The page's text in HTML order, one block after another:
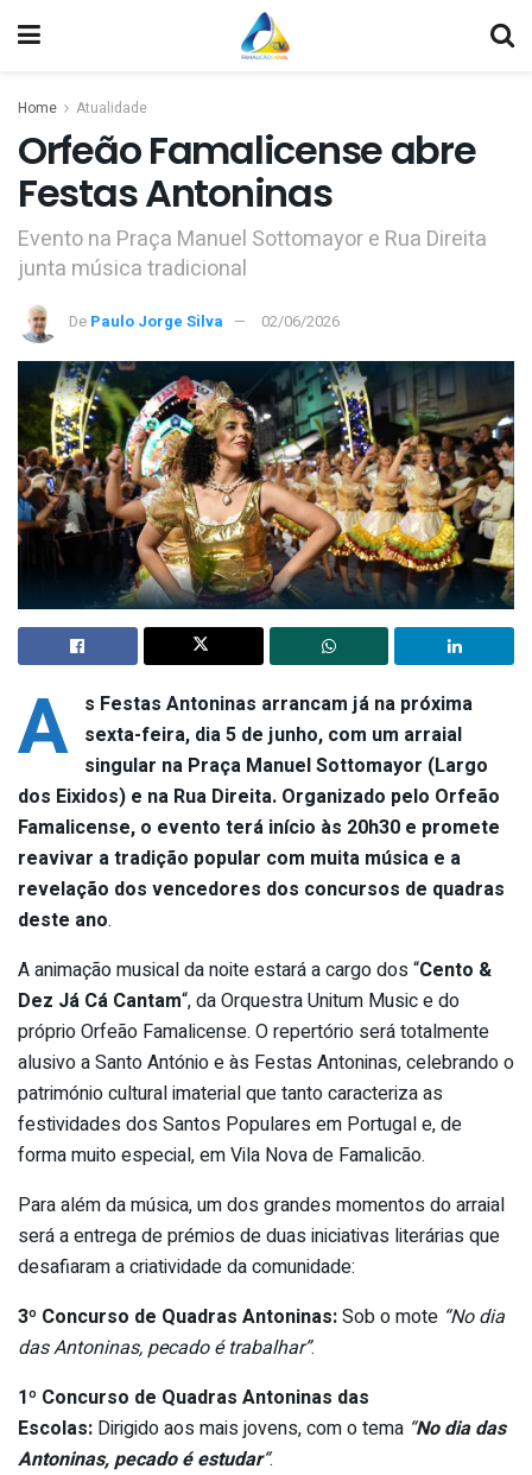
Home Atualidade
Orfeão Famalicense abre
Festas Antoninas
Evento na Praça Manuel Sottomayor e Rua Direita
junta música tradicional
De Paulo Jorge Silva 02/06/2026
A s Festas Antoninas arrancam já na próxima
sexta-feira, dia 5 de junho, com um arraial
singular na Praça Manuel Sottomayor (Largo
dos Eixidos) e na Rua Direita. Organizado pelo Orfeão
Famalicense, o evento terá início às 20h30 e promete
reavivar a tradição popular com muita música e a
revelação dos vencedores dos concursos de quadras
deste ano.
A animação musical da noite estará a cargo dos “Cento &
Dez Já Cá Cantam“, da Orquestra Unitum Music e do
próprio Orfeão Famalicense. O repertório será totalmente
alusivo a Santo António e às Festas Antoninas, celebrando o
património cultural imaterial que tanto caracteriza as
festividades dos Santos Populares em Portugal e, de
forma muito especial, em Vila Nova de Famalicão.
Para além da música, um dos grandes momentos do arraial
será a entrega de prémios de duas iniciativas literárias que
desafiaram a criatividade da comunidade:
3º Concurso de Quadras Antoninas:Sob o mote “No dia
das Antoninas, pecado é trabalhar”.
1º Concurso de Quadras Antoninas das
Escolas: Dirigido aos mais jovens, com o tema “No dia das
Antoninas, pecado é estudar“.